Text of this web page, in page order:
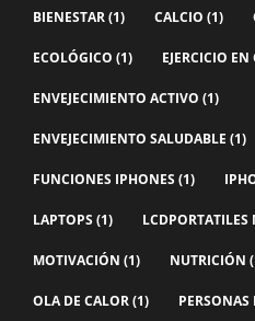
BIENESTAR(1) CALCIO (1)
ECOLÓGICO (1) EJERCICIO EN
ENVEJECIMIENTO ACTIVO (1)
ENVEJECIMIENTO SALUDABLE (1)
FUNCIONES IPHONES (1)
LAPTOPS (1) LCDPORTATILES
MOTIVACIÓN (1) NUTRICIÓN
OLA DE CALOR(1) PERSONAS